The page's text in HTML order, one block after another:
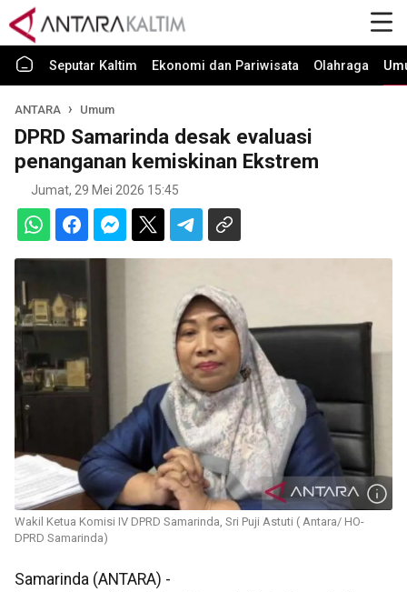
Seputar Kaltim Ekonomi dan Pariwisata Olahraga
ANTARA Umum
DPRD Samarinda desak evaluasi
penanganan kemiskinan Ekstrem
Jumat, 29 Mei 2026 15:45
Wakil Ketua Komisi IV DPRD Samarinda, Sri Puji Astuti ( Antara/ HO-
DPRD Samarinda)
Samarinda (ANTARA) -